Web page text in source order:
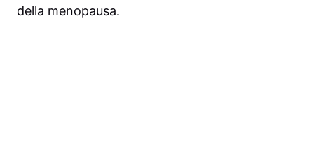
della menopausa.